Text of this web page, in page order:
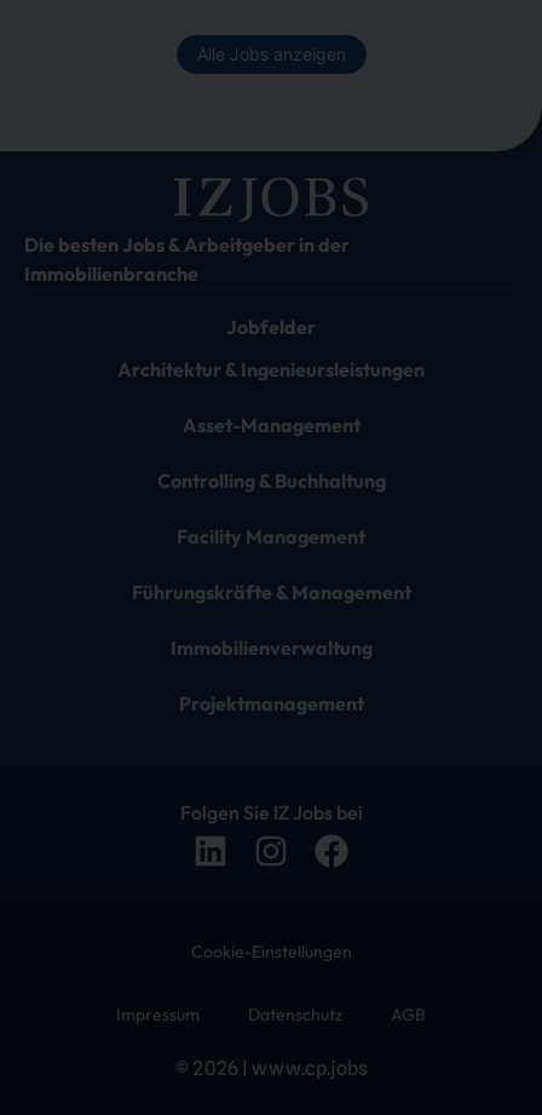
Alle Jobs anzeigen
Die besten Jobs & Arbeitgeber in der
Immobilienbranche
Jobfelder
Architektur & Ingenieursleistungen
Asset-Management
Controlling & Buchhaltung
Facility Management
Führungskräfte & Management
Immobilienverwaltung
Projektmanagement
Folgen Sie IZ Jobs bei
Cookie-Einstellungen
Impressum Datenschutz AGB
© 2026 | www.cp.jobs